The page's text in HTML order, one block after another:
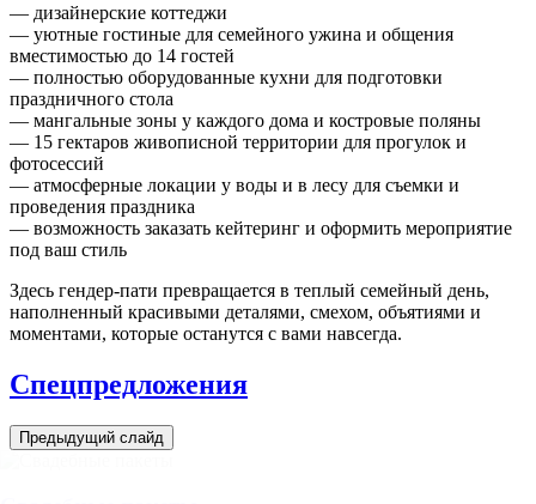
— дизайнерские коттеджи
— уютные гостиные для семейного ужина и общения
вместимостью до 14 гостей
— полностью оборудованные кухни для подготовки
праздничного стола
— мангальные зоны у каждого дома и костровые поляны
— 15 гектаров живописной территории для прогулок и
фотосессий
— атмосферные локации у воды и в лесу для съемки и
проведения праздника
— возможность заказать кейтеринг и оформить мероприятие
под ваш стиль
Здесь гендер-пати превращается в теплый семейный день,
наполненный красивыми деталями, смехом, объятиями и
моментами, которые останутся с вами навсегда.
Спецпредложения
Предыдущий слайд